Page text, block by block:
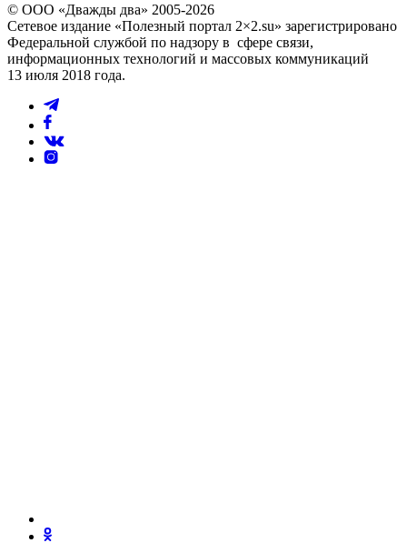
© ООО «Дважды два» 2005-2026
Сетевое издание «Полезный портал 2×2.su» зарегистрировано
Федеральной службой по надзору в сфере связи,
информационных технологий и массовых коммуникаций
13 июля 2018 года.